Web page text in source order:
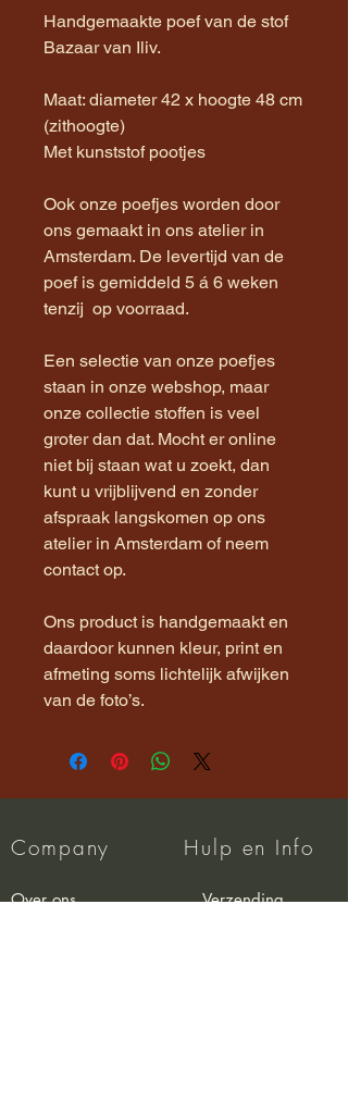
Handgemaakte poef van de stof
Bazaar van Iliv.
Maat: diameter 42 x hoogte 48 cm
(zithoogte)
Met kunststof pootjes
Ook onze poefjes worden door
ons gemaakt in ons atelier in
Amsterdam. De levertijd van de
poef is gemiddeld 5 á 6 weken
tenzij op voorraad.
Een selectie van onze poefjes
staan in onze webshop, maar
onze collectie stoffen is veel
groter dan dat. Mocht er online
niet bij staan wat u zoekt, dan
kunt u vrijblijvend en zonder
afspraak langskomen op ons
atelier in Amsterdam of neem
contact op.
Ons product is handgemaakt en
daardoor kunnen kleur, print en
afmeting soms lichtelijk afwijken
van de foto’s.
Company
Over ons
Hulp en Info
Verzending